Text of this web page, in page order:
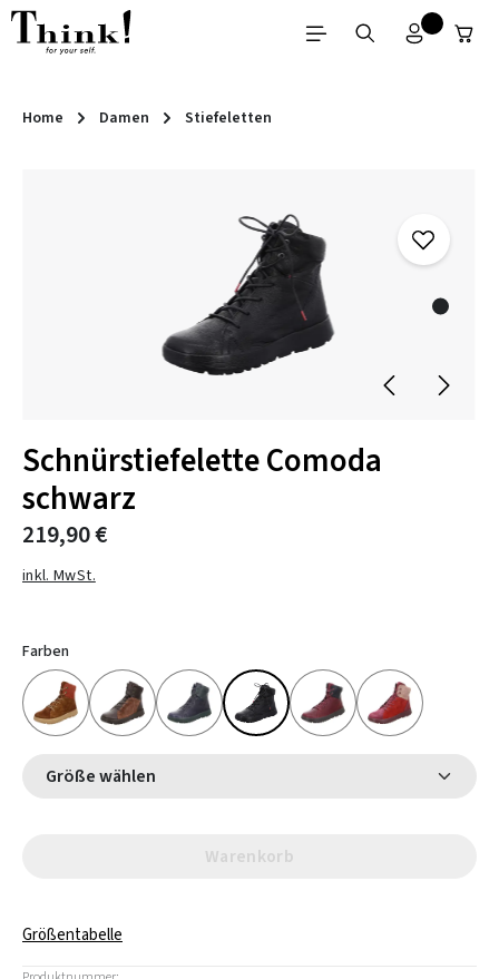
Zum Hauptinhalt springen
Home Damen Stiefeletten
Schnürstiefelette Comoda
schwarz
219,90 €
inkl. MwSt.
Farben
Größe wählen
Warenkorb
Größentabelle